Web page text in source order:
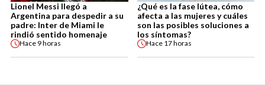
Lionel Messi llegó a
Argentina para despedir a su
padre: Inter de Miami le
rindió sentido homenaje
Hace 9 horas
¿Qué es la fase lútea, cómo
afecta a las mujeres y cuáles
son las posibles soluciones a
los síntomas?
Hace 17 horas